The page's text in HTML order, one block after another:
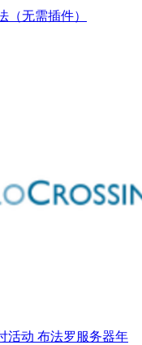
（无需插件）
活动 布法罗服务器年